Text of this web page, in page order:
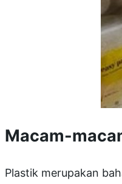
Macam-
Plastik merupakan